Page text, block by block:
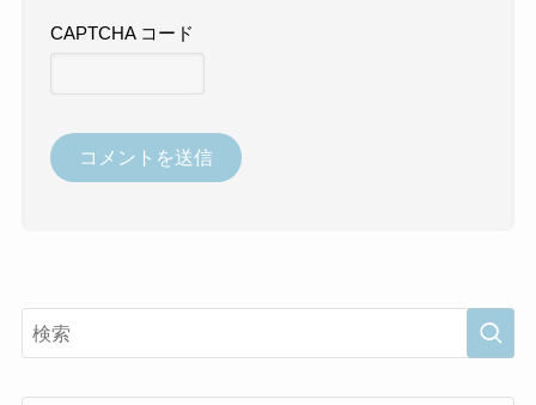
CAPTCHA コード